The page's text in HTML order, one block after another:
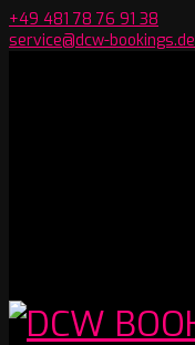
Skip
to
+49 481 78 76 91 38
service@dcw-bookings.de